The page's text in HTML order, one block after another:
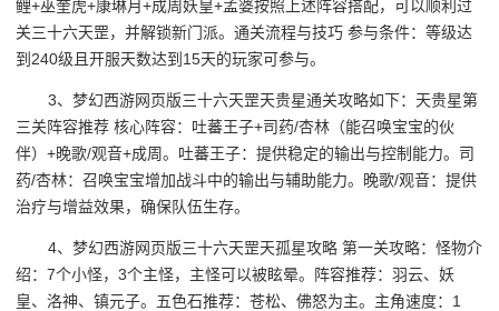
鲤+巫奎虎+康琳月+成周妖皇+孟婆按照上述阵容搭配，可以顺利过
关三十六天罡，并解锁新门派。通关流程与技巧 参与条件：等级达
到240级且开服天数达到15天的玩家可参与。
3、梦幻西游网页版三十六天罡天贵星通关攻略如下：天贵星第
三关阵容推荐 核心阵容：吐蕃王子+司药/杏林（能召唤宝宝的伙
伴）+晚歌/观音+成周。吐蕃王子：提供稳定的输出与控制能力。司
药/杏林：召唤宝宝增加战斗中的输出与辅助能力。晚歌/观音：提供
治疗与增益效果，确保队伍生存。
4、梦幻西游网页版三十六天罡天孤星攻略 第一关攻略：怪物介
绍：7个小怪，3个主怪，主怪可以被眩晕。阵容推荐：羽云、妖
皇、洛神、镇元子。五色石推荐：苍松、佛怒为主。主角速度：1